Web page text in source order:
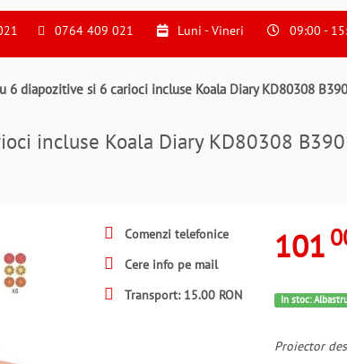
0764 409 021 Luni - Vineri 09:00 -
6 diapozitive si 6 carioci incluse Koala Diary KD80308
incluse Koala Diary KD80308
Comenzi telefonice
Cere info pe mail
Transport: 15.00 RON
101
In stoc:
Proiector